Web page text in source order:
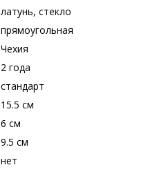
латунь, стекло
прямоугольная
Чехия
2 года
стандарт
15.5 см
6 см
9.5 см
нет